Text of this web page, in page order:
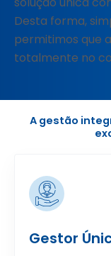
Desta forma,
permitimos que
totalmente no
A gestão
Gestor